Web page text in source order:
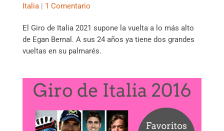
Italia| 1 Comentario
El Giro de Italia 2021 supone la vuelta a lo más alto
de Egan Bernal. A sus 24 años ya tiene dos grandes
vueltas en su palmarés.